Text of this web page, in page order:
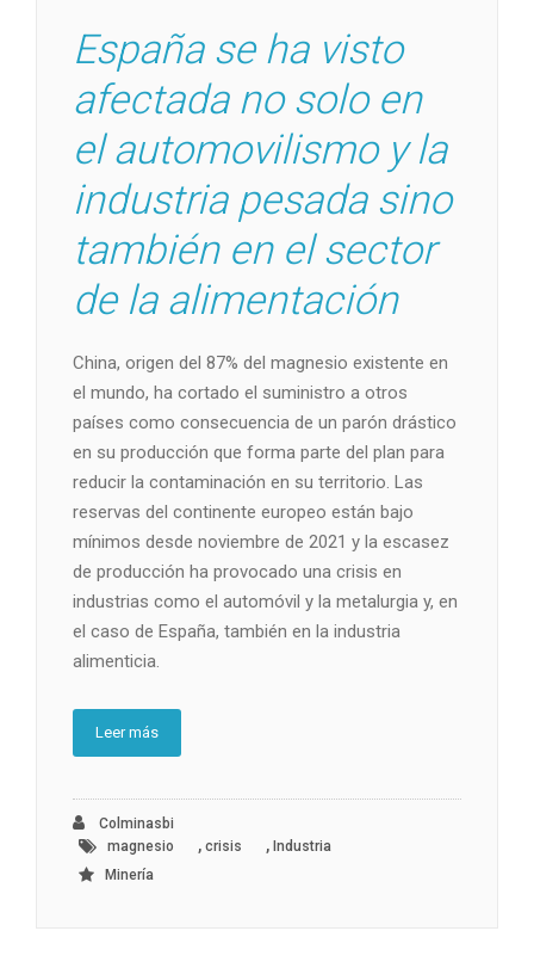
España se ha visto
afectada no solo en
el automovilismo y la
industria pesada sino
también en el sector
de la alimentación
China, origen del 87% del magnesio existente en
el mundo, ha cortado el suministro a otros
países como consecuencia de un parón drástico
en su producción que forma parte del plan para
reducir la contaminación en su territorio. Las
reservas del continente europeo están bajo
mínimos desde noviembre de 2021 y la escasez
de producción ha provocado una crisis en
industrias como el automóvil y la metalurgia y, en
el caso de España, también en la industria
alimenticia.
Leer más
Colminasbi
magnesio
, crisis , Industria
Minería